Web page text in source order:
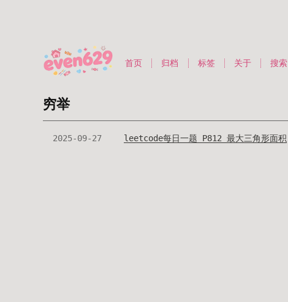
首页 归档 标签 关于 搜索
穷举
2025-09-27 leetcode每日一题 P812 最大三角形面积